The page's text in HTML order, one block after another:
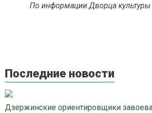
По информации Дворца
Последние новости
Дзержинские ориентировщики